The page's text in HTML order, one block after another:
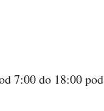
7:00 do 18:00 pod